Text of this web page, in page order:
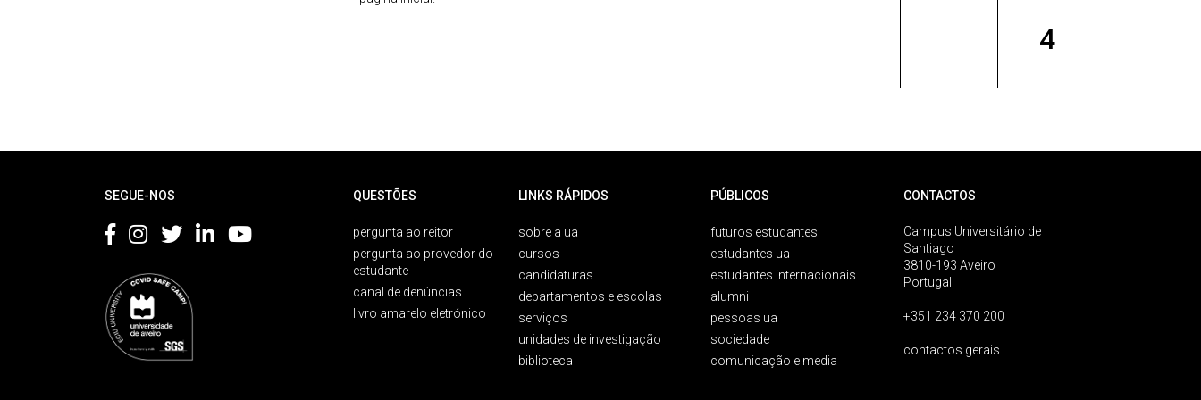
4
SEGUE-NOS QUESTÕES
pergunta ao reitor
pergunta ao provedor do
estudante
canal de denúncias
livro amarelo eletrónico
LINKS RÁPIDOS
sobre a ua
cursos
candidaturas
departamentos e escolas
serviços
unidades de investigação
biblioteca
PÚBLICOS
futuros estudantes
estudantes ua
estudantes internacionais
alumni
pessoas ua
sociedade
comunicação e media
CONTACTOS
Campus Universitário de
Santiago
3810-193 Aveiro
Portugal
+351 234 370 200
contactos gerais